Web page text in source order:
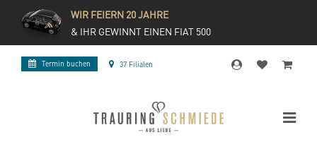
WIR FEIERN 20 JAHRE
& IHR GEWINNT EINEN FIAT 500
Termin buchen 37 Filialen